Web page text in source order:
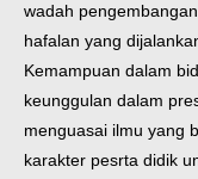
wadah
hafalan yang
Kemampuan dalam
keunggulan dalam
menguasai ilmu yang
karakter pesrta didik